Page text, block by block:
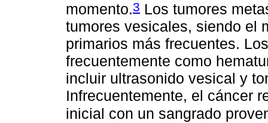
momento.3 Los tumores
tumores vesicales, siendo el
primarios más frecuentes.
frecuentemente como
incluir ultrasonido vesical y
Infrecuentemente, el cáncer
inicial con un sangrado